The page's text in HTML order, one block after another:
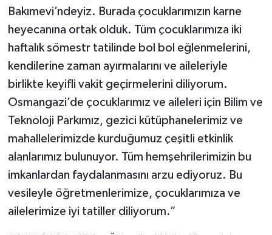
Bakımevi’ndeyiz. Burada çocuklarımızın karne
heyecanına ortak olduk. Tüm çocuklarımıza iki
haftalık sömestr tatilinde bol bol eğlenmelerini,
kendilerine zaman ayırmalarını ve aileleriyle
birlikte keyifli vakit geçirmelerini diliyorum.
Osmangazi’de çocuklarımız ve aileleri için Bilim ve
Teknoloji Parkımız, gezici kütüphanelerimiz ve
mahallelerimizde kurduğumuz çeşitli etkinlik
alanlarımız bulunuyor. Tüm hemşehrilerimizin bu
imkanlardan faydalanmasını arzu ediyoruz. Bu
vesileyle öğretmenlerimize, çocuklarımıza ve
ailelerimize iyi tatiller diliyorum.”